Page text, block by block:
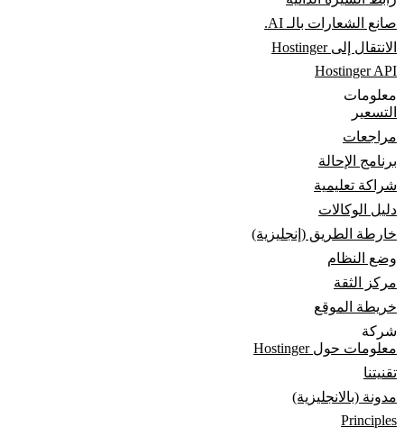
صانع الشعارات بالـ AI.
الانتقال إلى Hostinger
Hostinger API
معلومات
التسعير
مراجعات
برنامج الإحالة
شراكة تعليمية
دليل الوكالات
خارطة الطريق (إنجليزية)
وضع النظام
مركز الثقة
خريطة الموقع
شركة
معلومات حول Hostinger
تقنيتنا
مدونة (بالانجليزية)
Principles